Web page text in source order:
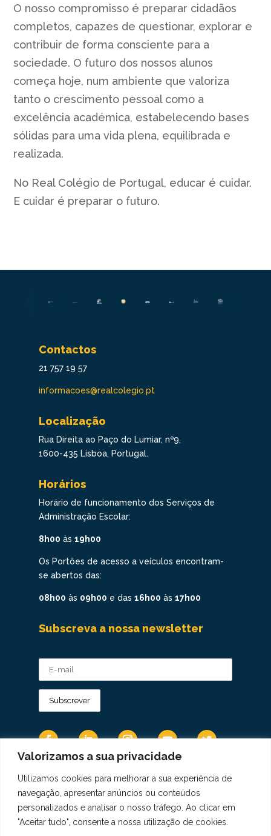
Valorizamos a sua privacidade
Utilizamos cookies para melhorar a sua experiência de
navegação, apresentar anúncios ou conteúdos
personalizados e analisar o nosso tráfego. Ao clicar em
"Aceitar tudo", consente a nossa utilização de cookies.
O nosso compromisso é preparar cidadãos
completos, capazes de questionar, explorar e
contribuir de forma consciente para a
sociedade. O futuro dos nossos alunos
começa hoje, num ambiente que valoriza
tanto o crescimento pessoal como a
excelência académica, estabelecendo bases
sólidas para uma vida plena, equilibrada e
realizada.
No Real Colégio de Portugal, educar é cuidar.
E cuidar é preparar o futuro.
Contactos
21 757 19 57
informacoes@realcolegio.pt
Localização
Rua Direita ao Paço do Lumiar, nº9,
1600-435 Lisboa, Portugal.
Horários
Horário de funcionamento dos Serviços de
Administração Escolar:
8h00 às 19h00
Os Portões de acesso a veículos encontram-
se abertos das:
08h00 às 09h00 e das 16h00 às 17h00
Subscreva a nossa newsletter
Os Dados Pessoais são tratados de acordo
com a Diretiva 95/46/CE do Regulamento
Geral sobre a Proteção de Dados.
Copyright © 2021 Real Colégio de Portugal.